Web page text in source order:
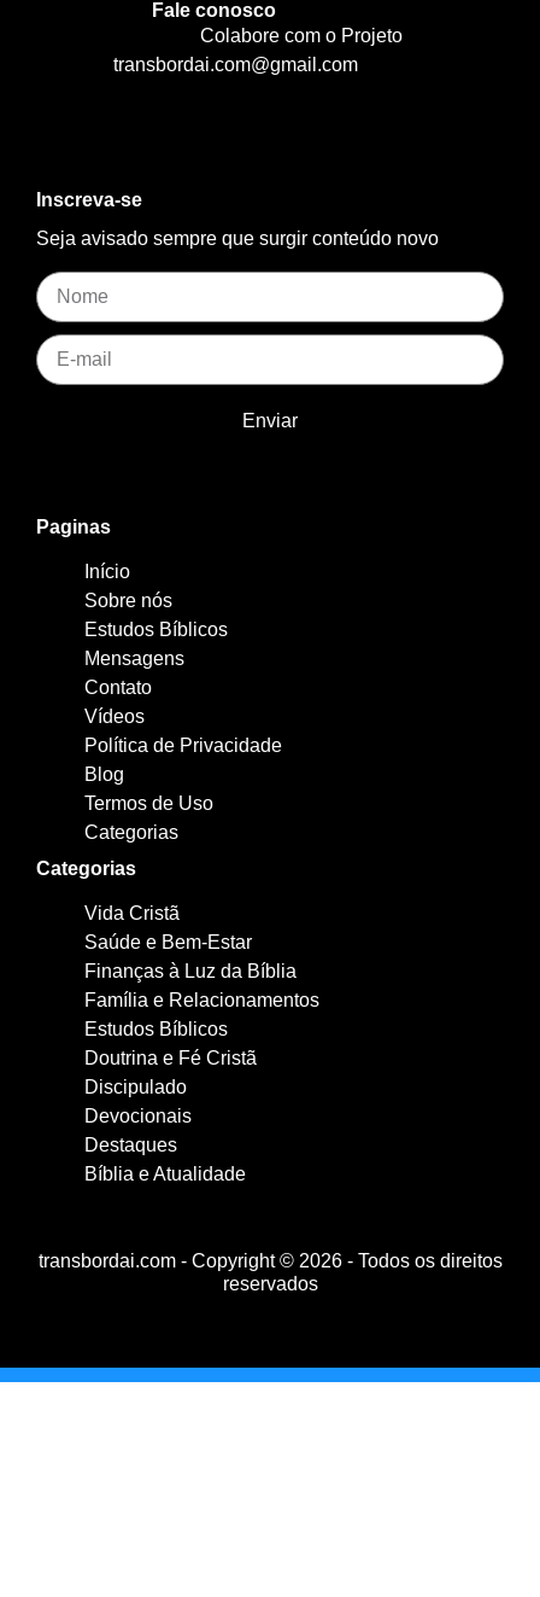
Fale conosco
Colabore com o Projeto
transbordai.com@gmail.com
Inscreva-se
Seja avisado sempre que surgir conteúdo novo
Enviar
Paginas
Início
Sobre nós
Estudos Bíblicos
Mensagens
Contato
Vídeos
Política de Privacidade
Blog
Termos de Uso
Categorias
Categorias
Vida Cristã
Saúde e Bem-Estar
Finanças à Luz da Bíblia
Família e Relacionamentos
Estudos Bíblicos
Doutrina e Fé Cristã
Discipulado
Devocionais
Destaques
Bíblia e Atualidade
transbordai.com - Copyright © 2026 - Todos os direitos
reservados